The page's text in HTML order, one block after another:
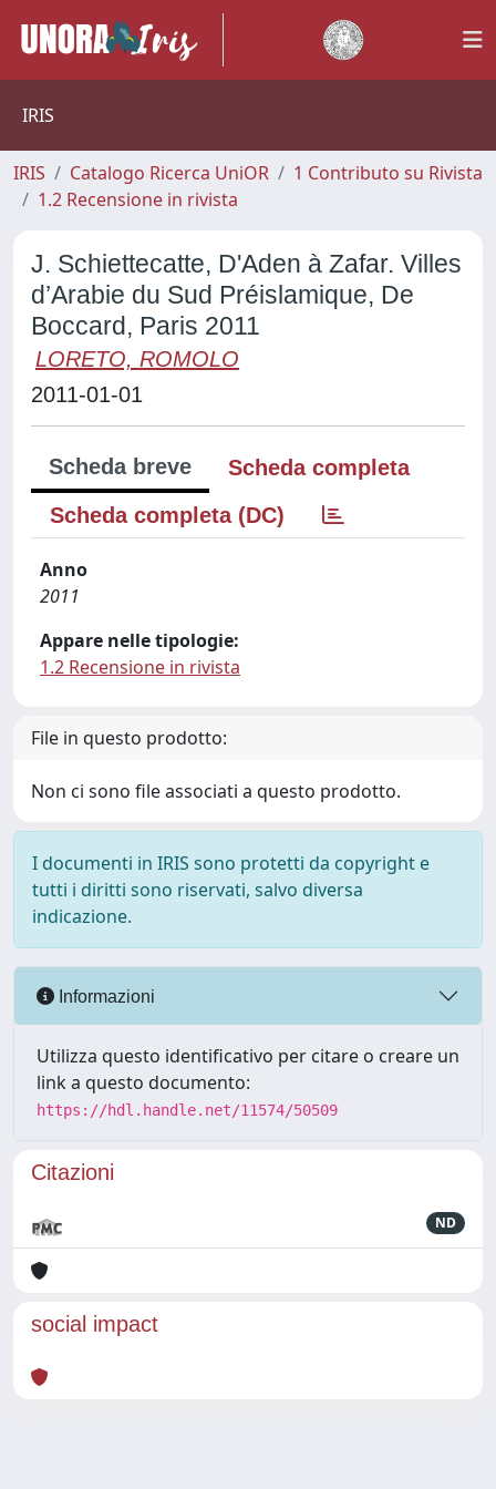
IRIS
IRIS Catalogo Ricerca UniOR
1 Contributo su Rivista
1.2 Recensione in rivista
J. Schiettecatte, D'Aden à Zafar. Villes
d’Arabie du Sud Préislamique, De
Boccard, Paris 2011
LORETO, ROMOLO
2011-01-01
Scheda breve
Scheda completa
Scheda completa (DC)
Anno
2011
Appare nelle tipologie:
1.2 Recensione in rivista
File in questo prodotto:
Non ci sono file associati a questo prodotto.
I documenti in IRIS sono protetti da copyright e
tutti i diritti sono riservati, salvo diversa
indicazione.
Informazioni
Utilizza questo identificativo per citare o creare un
link a questo documento:
https://hdl.handle.net/11574/50509
Citazioni
ND
social impact